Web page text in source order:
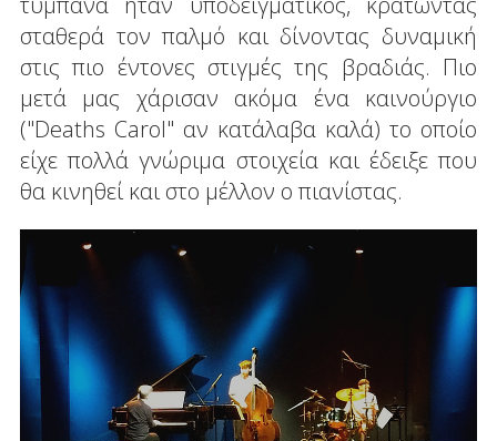
σταθερά τον παλμό και δίνοντας δυναμική
στις πιο έντονες στιγμές της βραδιάς. Πιο
μετά μας χάρισαν ακόμα ένα καινούργιο
("Deaths Carol" αν κατάλαβα καλά) το οποίο
είχε πολλά γνώριμα στοιχεία και έδειξε που
θα κινηθεί και στο μέλλον ο πιανίστας.